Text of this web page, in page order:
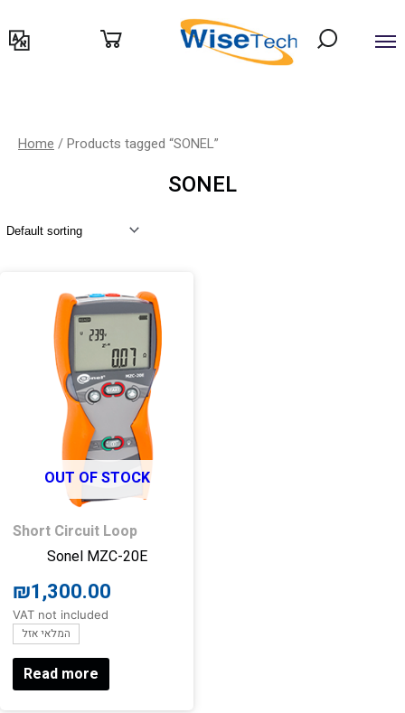
לתוכן
Home / Products tagged “SONEL”
SONEL
OUT OF STOCK
Short Circuit Loop
Sonel MZC-20E
₪1,300.00
VAT not included
המלאי אזל
Read more